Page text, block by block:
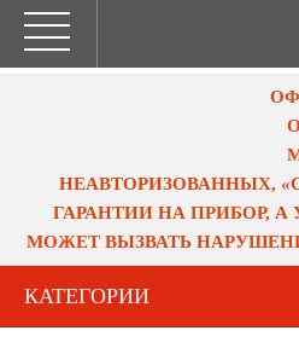
НЕАВТОРИЗОВАННЫХ,
ГАРАНТИИ НА ПРИБОР,
МОЖЕТ ВЫЗВАТЬ
КАТЕГОРИИ